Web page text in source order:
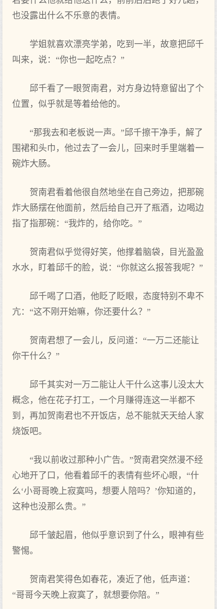
也没露出什么不乐意的表情。
学姐就喜欢漂亮学弟，吃到一半，故意把邱千
叫来，说：“你也一起吃点？”
邱千看了一眼贺南君，对方身边特意留出了个
位置，似乎就是等着给他的。
“那我去和老板说一声。”邱千擦干净手，解了
围裙和头巾，他过去了一会儿，回来时手里端着一
碗炸大肠。
贺南君看着他很自然地坐在自己旁边，把那碗
炸大肠摆在他面前，然后给自己开了瓶酒，边喝边
指了指那碗：“我炸的，给你吃。”
贺南君似乎觉得好笑，他撑着脑袋，目光盈盈
水水，盯着邱千的脸，说：“你就这么报答我呢？”
邱千喝了口酒，他眨了眨眼，态度特别不卑不
亢：“这不刚开始嘛，你还要什么？”
贺南君想了一会儿，反问道：“一万二还能让
你干什么？”
邱千其实对一万二能让人干什么这事儿没太大
概念，他在花子打工，一个月赚得连这一半都不
到，再加贺南君也不开饭店，总不能就天天给人家
烧饭吧。
“我以前收过那种小广告。”贺南君突然漫不经
心地开了口，他看着邱千的表情有些坏心眼，“什
么‘小哥哥晚上寂寞吗，想要人陪吗？’你知道的，
这种也没那么贵。”
邱千皱起眉，他似乎意识到了什么，眼神有些
警惕。
贺南君笑得色如春花，凑近了他，低声道：
“哥哥今天晚上寂寞了，就想要你陪。”